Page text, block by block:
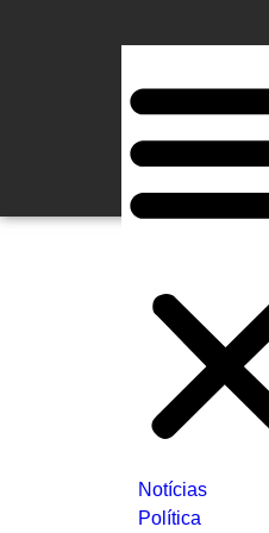
Notícias
Política